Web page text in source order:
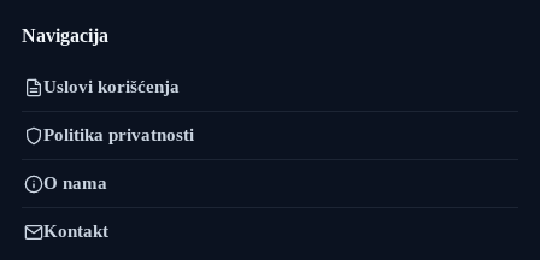
Navigacija
Uslovi korišćenja
Politika privatnosti
O nama
Kontakt